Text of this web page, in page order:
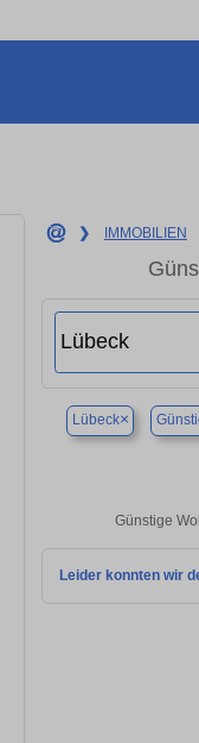
❯ IMMOBILIEN
Lübeck×
Günstige
Leider konnten wir